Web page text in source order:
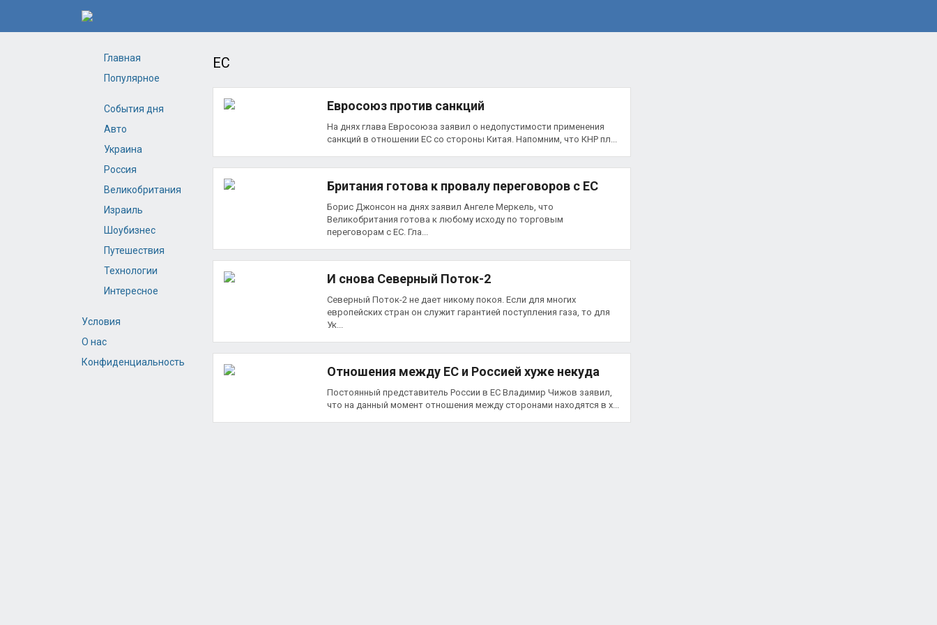
Главная
Популярное
События дня
Авто
Украина
Россия
Великобритания
Израиль
Шоубизнес
Путешествия
Технологии
Интересное
Условия
О нас
Конфиденциальность
ЕС
Евросоюз против санкций
На днях глава Евросоюза заявил о недопустимости применения
санкций в отношении ЕС со стороны Китая. Напомним, что КНР пл...
Британия готова к провалу переговоров с ЕС
Борис Джонсон на днях заявил Ангеле Меркель, что
Великобритания готова к любому исходу по торговым
переговорам с ЕС. Гла...
И снова Северный Поток-2
Северный Поток-2 не дает никому покоя. Если для многих
европейских стран он служит гарантией поступления газа, то для
Ук...
Отношения между ЕС и Россией хуже некуда
Постоянный представитель России в ЕС Владимир Чижов заявил,
что на данный момент отношения между сторонами находятся в х...